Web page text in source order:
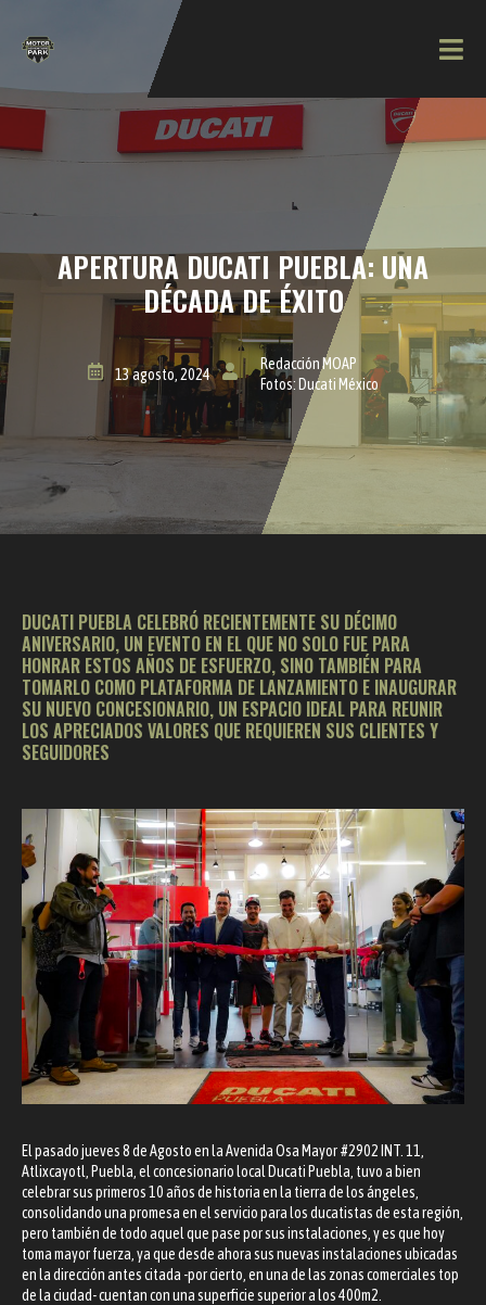
APERTURA DUCATI PUEBLA: UNA
DÉCADA DE ÉXITO
13 agosto, 2024
Redacción MOAP
Fotos: Ducati México
DUCATI PUEBLA CELEBRÓ RECIENTEMENTE SU DÉCIMO
ANIVERSARIO, UN EVENTO EN EL QUE NO SOLO FUE PARA
HONRAR ESTOS AÑOS DE ESFUERZO, SINO TAMBIÉN PARA
TOMARLO COMO PLATAFORMA DE LANZAMIENTO E INAUGURAR
SU NUEVO CONCESIONARIO, UN ESPACIO IDEAL PARA REUNIR
LOS APRECIADOS VALORES QUE REQUIEREN SUS CLIENTES Y
SEGUIDORES
El pasado jueves 8 de Agosto en la Avenida Osa Mayor #2902 INT. 11,
Atlixcayotl, Puebla, el concesionario local Ducati Puebla, tuvo a bien
celebrar sus primeros 10 años de historia en la tierra de los ángeles,
consolidando una promesa en el servicio para los ducatistas de esta región,
pero también de todo aquel que pase por sus instalaciones, y es que hoy
toma mayor fuerza, ya que desde ahora sus nuevas instalaciones ubicadas
en la dirección antes citada -por cierto, en una de las zonas comerciales top
de la ciudad- cuentan con una superficie superior a los 400m2.